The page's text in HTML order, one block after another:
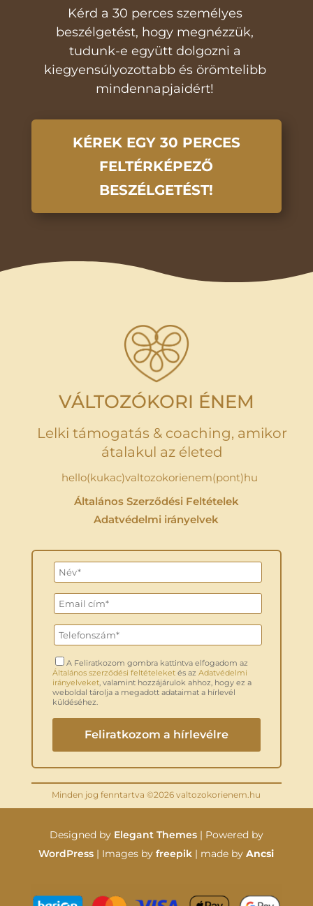
Kérd a 30 perces személyes
beszélgetést, hogy megnézzük,
tudunk-e együtt dolgozni a
kiegyensúlyozottabb és örömtelibb
mindennapjaidért!
KÉREK EGY 30 PERCES
FELTÉRKÉPEZŐ
BESZÉLGETÉST!
VÁLTOZÓKORI ÉNEM
Lelki támogatás & coaching, amikor
átalakul az életed
hello(kukac)valtozokorienem(pont)hu
Általános Szerződési Feltételek
Adatvédelmi irányelvek
A Feliratkozom gombra kattintva elfogadom az
Általános szerződési feltételeketés az Adatvédelmi
irányelveket, valamint hozzájárulok ahhoz, hogy ez a
weboldal tárolja a megadott adataimat a hírlevél
küldéséhez.
Minden jog fenntartva ©2026 valtozokorienem.hu
Designed by Elegant Themes| Powered by
WordPress | Images byfreepik | made byAncsi